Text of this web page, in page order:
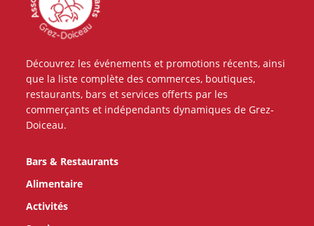
Découvrez les événements et promotions récents, ainsi
que la liste complète des commerces, boutiques,
restaurants, bars et services offerts par les
commerçants et indépendants dynamiques de Grez-
Doiceau.
Bars & Restaurants
Alimentaire
Activités